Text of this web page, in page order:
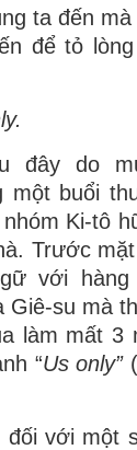
ta đến
để tỏ
đây do
một buổi
Ki-tô
Trước
với hàng
su mà
làm mất 3
“Us only”
với một